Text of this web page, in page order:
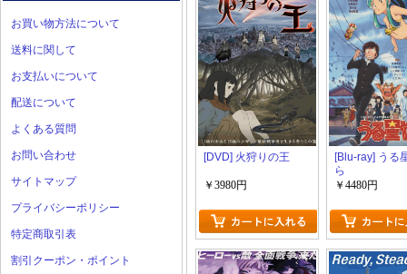
お買い物方法について
送料に関して
お支払いについて
配送について
よくある質問
お問い合わせ
サイトマップ
プライバシーポリシー
特定商取引表
割引クーポン・ポイント
[DVD] 火狩りの王
￥3980円
[Blu-ray] うる
ら
￥4480円